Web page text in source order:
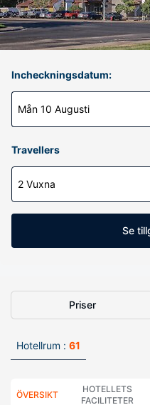
Incheckningsdatum:
Mån 10 Augusti
Travellers
2 Vuxna
Se
Priser
Hotellrum : 61
ÖVERSIKT
HOTELLETS
FACILITETER